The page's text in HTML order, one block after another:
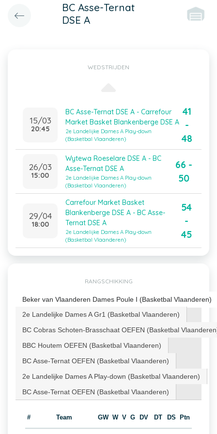
BC Asse-Ternat
DSE A
WEDSTRIJDEN
15/03
20:45
BC Asse-Ternat DSE A - Carrefour
Market Basket Blankenberge DSE A
2e Landelijke Dames A Play-down
(Basketbal Vlaanderen)
41
-
48
26/03
15:00
Wytewa Roeselare DSE A - BC
Asse-Ternat DSE A
2e Landelijke Dames A Play-down
(Basketbal Vlaanderen)
66 -
50
29/04
18:00
Carrefour Market Basket
Blankenberge DSE A - BC Asse-
Ternat DSE A
2e Landelijke Dames A Play-down
(Basketbal Vlaanderen)
54
-
45
RANGSCHIKKING
Beker van Vlaanderen Dames Poule I (Basketbal Vlaanderen)
2e Landelijke Dames A Gr1 (Basketbal Vlaanderen)
BC Cobras Schoten-Brasschaat OEFEN (Basketbal
BBC Houtem OEFEN (Basketbal Vlaanderen)
BC Asse-Ternat OEFEN (Basketbal Vlaanderen)
2e Landelijke Dames A Play-down (Basketbal Vlaanderen)
BC Asse-Ternat OEFEN (Basketbal Vlaanderen)
# Team GW W V G DV DT DS Ptn